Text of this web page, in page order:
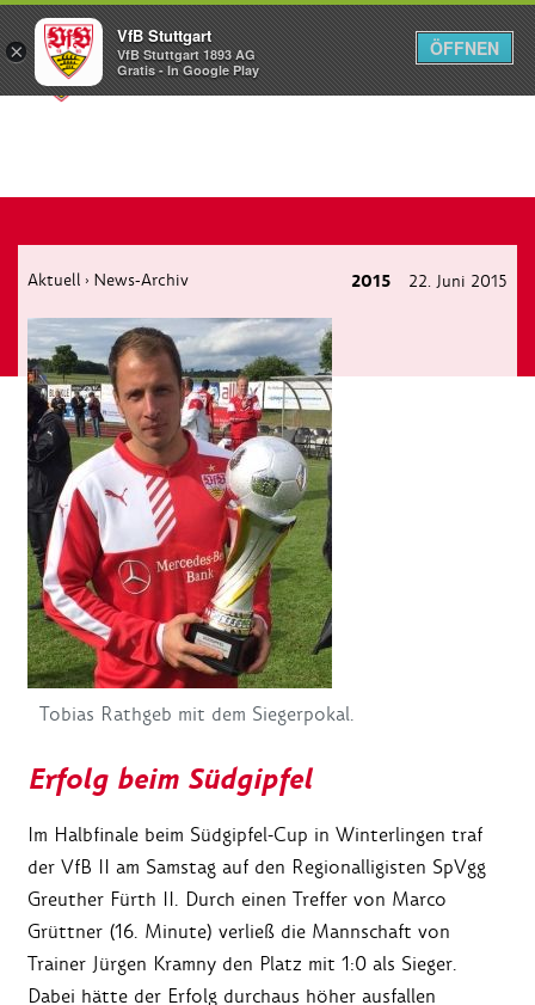
Menü
Aktuell › News-Archiv 2015 22. Juni 2015
Tobias Rathgeb mit dem Siegerpokal.
Erfolg beim Südgipfel
Im Halbfinale beim Südgipfel-Cup in Winterlingen traf
der VfB II am Samstag auf den Regionalligisten SpVgg
Greuther Fürth II. Durch einen Treffer von Marco
Grüttner (16. Minute) verließ die Mannschaft von
Trainer Jürgen Kramny den Platz mit 1:0 als Sieger.
Dabei hätte der Erfolg durchaus höher ausfallen
×
VfB Stuttgart
VfB Stuttgart 1893 AG
Gratis - In Google Play
ÖFFNEN